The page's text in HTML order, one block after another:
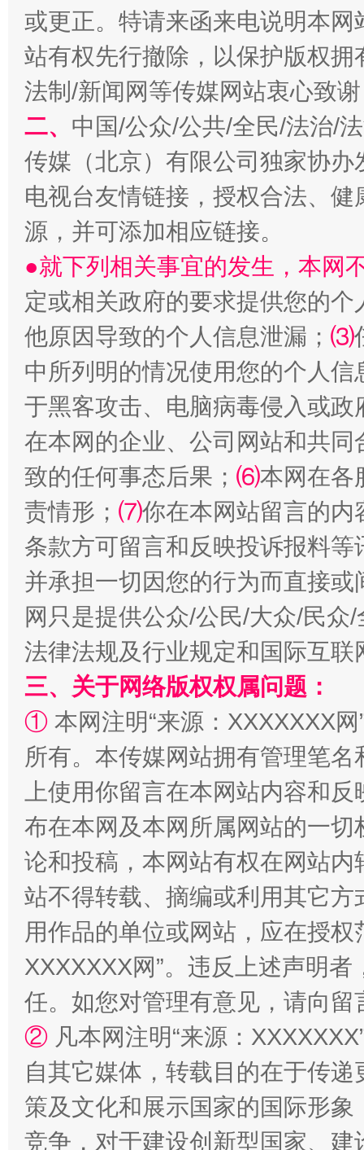
巳巳如意，开工大吉！ 三轮上
或更正。特请来函来电说明本
站有权先行撤除，以保护版权
法制/新闻网等传媒网站衷心致
二、 中国/公众/公共/全民/法治/
传媒（北京）有限公司独家协
电视台友情链接，授权合法、
源，并可添加相应链接。
●就下列相关事宜的发生，本网
定或相关政府的要求提供您的个
他原因导致的个人信息泄漏； ⑶
中所列明的情况使用您的个人
于黑客攻击、电脑病毒侵入或
在本网的企业、公司网站和共
致的任何事态后果； ⑹本网在各
责情形； ⑺你在本网站留言的内
条款方可留言和反映投诉报料
并承担一切因您的行为而直接
网只是提供公众/公民/大众/民
法律法规及行业规定和国际互
三、关于网络版权权属问题：
① 本网注明“来源：XXXXXXX
所有。本传媒网站拥有管理笔
上使用你留言在本网站内容和
布在本网及本网所属网站的一
论和投稿，本网站有权在网站
站不得转载、摘编或利用其它
用作品的单位或网站，应在授
XXXXXXX网”。违反上述声明
任。如您对管理有意见，请向
② 凡本网注明“来源：
自其它媒体，转载目的在于传
策及文化和展示国家的国际形
竞争，对于建设创新型国家、